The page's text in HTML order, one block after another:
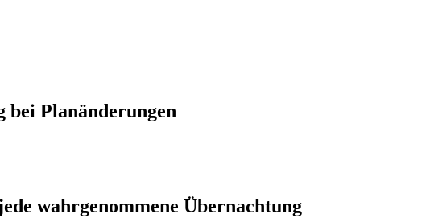
bei Planänderungen
wahrgenommene Übernachtung